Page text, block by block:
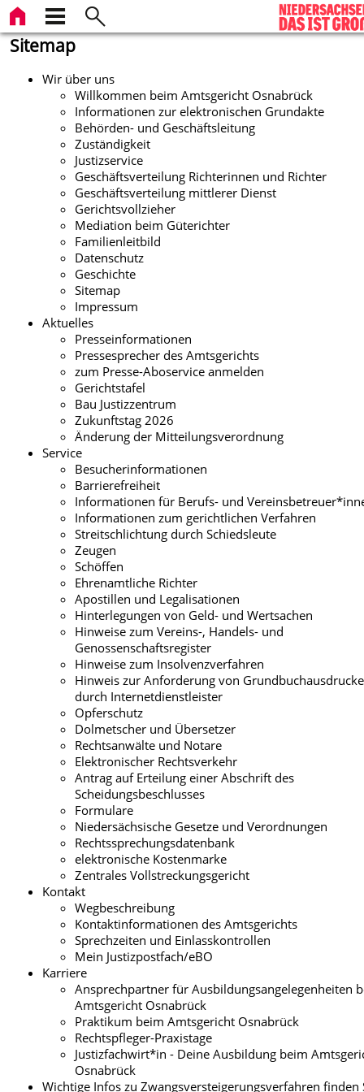
Sitemap
Wir über uns
Willkommen beim Amtsgericht Osnabrück
Informationen zur elektronischen Grundakte
Behörden- und Geschäftsleitung
Zuständigkeit
Justizservice
Geschäftsverteilung Richterinnen und Richter
Geschäftsverteilung mittlerer Dienst
Gerichtsvollzieher
Mediation beim Güterichter
Familienleitbild
Datenschutz
Geschichte
Sitemap
Impressum
Aktuelles
Presseinformationen
Pressesprecher des Amtsgerichts
zum Presse-Aboservice anmelden
Gerichtstafel
Bau Justizzentrum
Zukunftstag 2026
Änderung der Mitteilungsverordnung
Service
Besucherinformationen
Barrierefreiheit
Informationen für Berufs- und
Informationen zum gerichtlichen Verfahren
Streitschlichtung durch Schiedsleute
Zeugen
Schöffen
Ehrenamtliche Richter
Apostillen und Legalisationen
Hinterlegungen von Geld- und Wertsachen
Hinweise zum Vereins-, Handels- und
Genossenschaftsregister
Hinweise zum Insolvenzverfahren
Hinweis zur Anforderung von
durch Internetdienstleister
Opferschutz
Dolmetscher und Übersetzer
Rechtsanwälte und Notare
Elektronischer Rechtsverkehr
Antrag auf Erteilung einer Abschrift des
Scheidungsbeschlusses
Formulare
Niedersächsische Gesetze und Verordnungen
Rechtssprechungsdatenbank
elektronische Kostenmarke
Zentrales Vollstreckungsgericht
Kontakt
Wegbeschreibung
Kontaktinformationen des Amtsgerichts
Sprechzeiten und Einlasskontrollen
Mein Justizpostfach/eBO
Karriere
Ansprechpartner für Ausbildungsangelegenheiten
Amtsgericht Osnabrück
Praktikum beim Amtsgericht Osnabrück
Rechtspfleger-Praxistage
Justizfachwirt*in - Deine Ausbildung beim
Osnabrück
Wichtige Infos zu Zwangsversteigerungsverfahren finden